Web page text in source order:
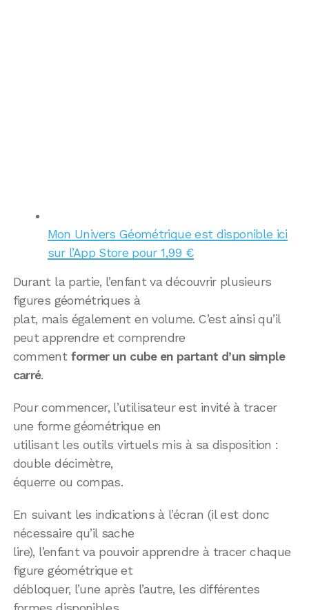
Mon Univers Géométrique est disponible ici
sur l’App Store pour 1,99 €
Durant la partie, l’enfant va découvrir plusieurs
figures géométriques à
plat, mais également en volume. C’est ainsi qu’il
peut apprendre et comprendre
comment former un cube en partant d’un simple
carré.
Pour commencer, l’utilisateur est invité à tracer
une forme géométrique en
utilisant les outils virtuels mis à sa disposition :
double décimètre,
équerre ou compas.
En suivant les indications à l’écran (il est donc
nécessaire qu’il sache
lire), l’enfant va pouvoir apprendre à tracer chaque
figure géométrique et
débloquer, l’une après l’autre, les différentes